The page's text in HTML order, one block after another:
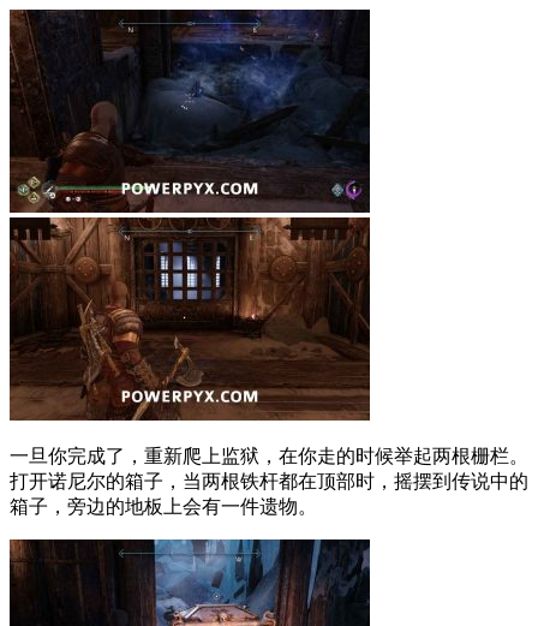
一旦你完成了，重新爬上监狱，在你走的时候举起两根栅栏。
打开诺尼尔的箱子，当两根铁杆都在顶部时，摇摆到传说中的
箱子，旁边的地板上会有一件遗物。